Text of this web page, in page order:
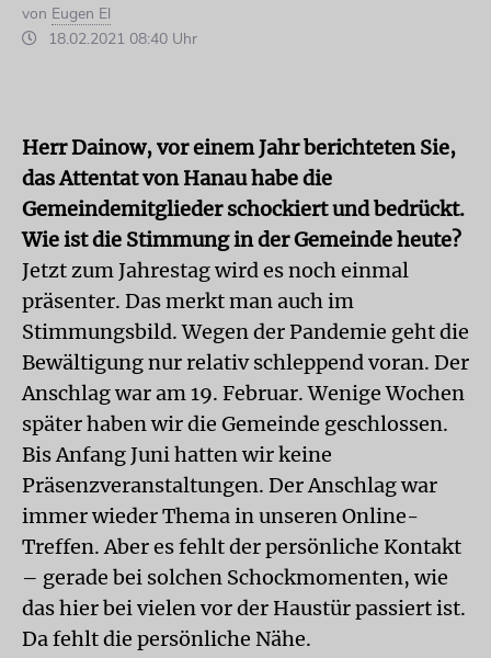
von Eugen El
18.02.2021 08:40 Uhr
Herr Dainow, vor einem Jahr berichteten Sie,
das Attentat von Hanau habe die
Gemeindemitglieder schockiert und bedrückt.
Wie ist die Stimmung in der Gemeinde heute?
Jetzt zum Jahrestag wird es noch einmal
präsenter. Das merkt man auch im
Stimmungsbild. Wegen der Pandemie geht die
Bewältigung nur relativ schleppend voran. Der
Anschlag war am 19. Februar. Wenige Wochen
später haben wir die Gemeinde geschlossen.
Bis Anfang Juni hatten wir keine
Präsenzveranstaltungen. Der Anschlag war
immer wieder Thema in unseren Online-
Treffen. Aber es fehlt der persönliche Kontakt
– gerade bei solchen Schockmomenten, wie
das hier bei vielen vor der Haustür passiert ist.
Da fehlt die persönliche Nähe.